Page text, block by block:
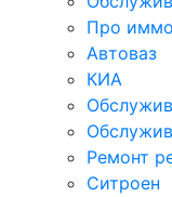
Про
Автоваз
КИА
Ремонт
Ситроен